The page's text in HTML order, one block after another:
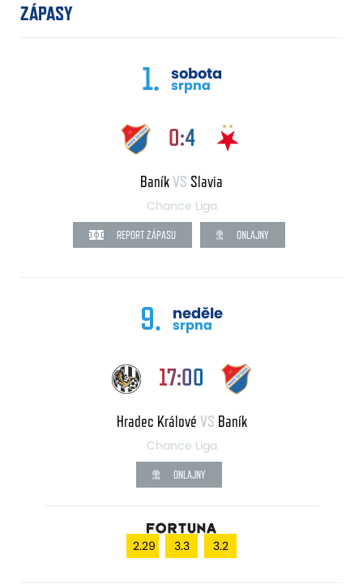
ZÁPASY
1. sobota
srpna
0:4
BaníkVS Slavia
Chance Liga
REPORT ZÁPASU ONLAJNY
9. neděle
srpna
17:00
Hradec Králové VS Baník
Chance Liga
ONLAJNY
2.29 3.3 3.2